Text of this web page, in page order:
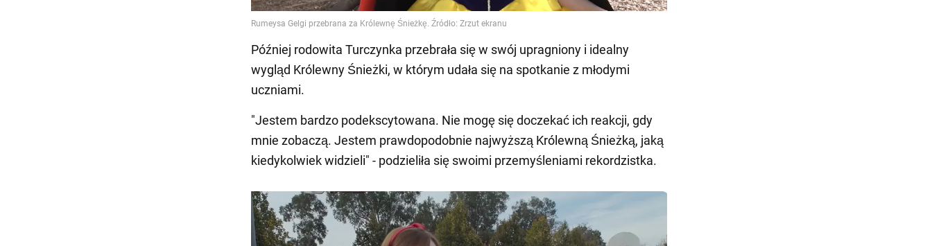
Później rodowita Turczynka przebrała się w swój upragniony i idealny
wygląd Królewny Śnieżki, w którym udała się na spotkanie z młodymi
uczniami.
"Jestem bardzo podekscytowana. Nie mogę się doczekać ich reakcji, gdy
mnie zobaczą. Jestem prawdopodobnie najwyższą Królewną Śnieżką, jaką
kiedykolwiek widzieli" - podzieliła się swoimi przemyśleniami rekordzistka.